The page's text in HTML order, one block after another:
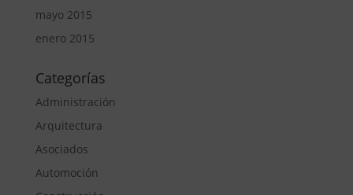
mayo 2015
enero 2015
Categorías
Administración
Arquitectura
Asociados
Automoción